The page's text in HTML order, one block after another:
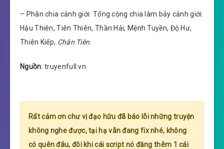
– Phân chia cảnh giới: Tổng cộng chia làm bảy cảnh giới:
Hậu Thiên, Tiên Thiên, Thần Hải, Mệnh Tuyền, Độ Hư,
Thiên Kiếp, Chân Tiên.
Nguồn: truyenfull.vn
Rất cảm ơn chư vị đạo hữu đã báo lỗi những truyện
không nghe được, tại hạ vẫn đang fix nhé, không
có quên đâu, đôi khi cái script nó đăng thêm 1 cái